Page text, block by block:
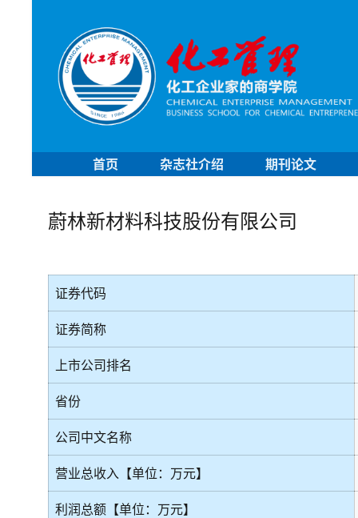
首页 杂志社介绍 期刊论文
蔚林新材料科技股份有限公司
证券代码
证券简称
上市公司排名
省份
公司中文名称
营业总收入【单位：万元】
利润总额【单位：万元】